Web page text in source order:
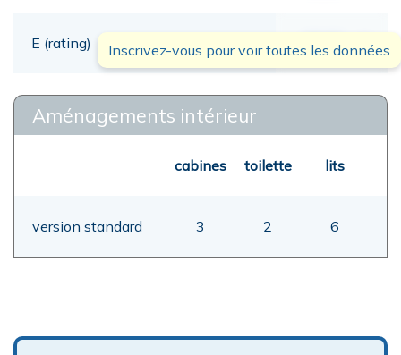
E (rating) 00,00
Inscrivez-vous pour voir toutes les données
Aménagements intérieur
cabines toilette lits
version standard 3 2 6